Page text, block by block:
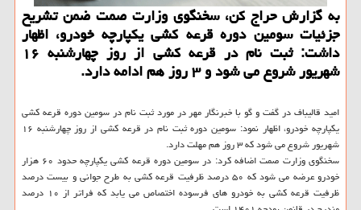
به گزارش حراج کن، سخنگوی وزارت صمت ضمن تشریح
جزئیات سومین دوره قرعه کشی یکپارچه خودرو، اظهار
داشت: ثبت نام در قرعه کشی از روز چهارشنبه ۱۶
شهریور شروع می شود و ۳ روز هم ادامه دارد.
امید قالیباف در گفت و گو با خبرنگار مهر در مورد ثبت نام در سومین دوره قرعه کشی
یکپارچه خودرو، اظهار نمود: سومین دوره ثبت نام در قرعه کشی از روز چهارشنبه ۱۶
شهریور شروع می شود که ۳ روز هم مهلت دارد.
سخنگوی وزارت صمت اضافه کرد: در سومین دوره قرعه کشی یکپارچه حدود ۶۰ هزار
خودرو عرضه می شود که ۵۰ درصد ظرفیت قرعه کشی به طرح جوانی و بیست درصد
ظرفیت قرعه کشی به خودرو های فرسوده اختصاص می یابد که فراتر از ۱۰ درصد